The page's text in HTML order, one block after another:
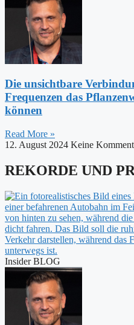
Die unsichtbare
Frequenzen das
können
Read More »
12. August 2024 Keine
REKORDE UND
Insider BLOG